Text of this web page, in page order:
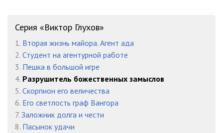
09_03 Разрушитель божественных замыслов
09_04 Разрушитель божественных замыслов
10_01 Разрушитель божественных замыслов
Серия «Виктор Глухов»
1. Вторая жизнь майора. Агент ада
2. Студент на агентурной работе
3. Пешка в большой игре
4. Разрушитель божественных замыслов
5. Скорпион его величества
6. Его светлость граф Вангора
7. Заложник долга и чести
8. Пасынок удачи